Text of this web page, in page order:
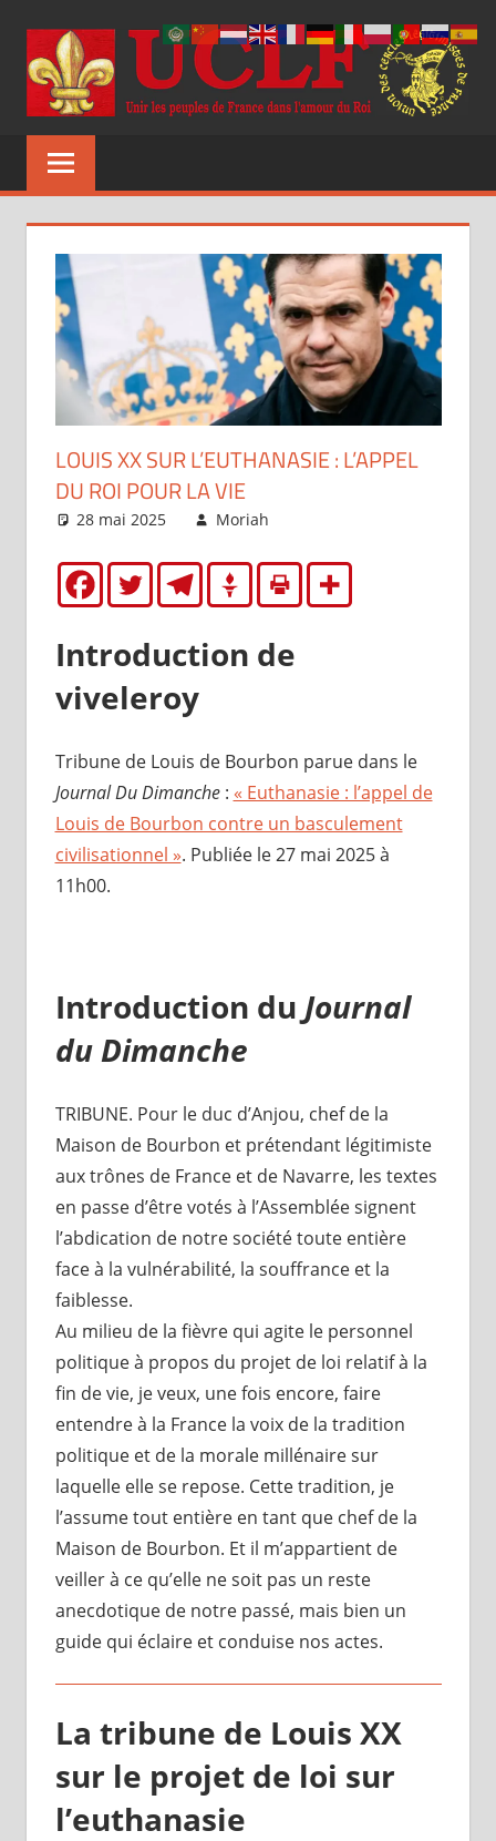
contenu
Unir
de
dans
l'amour
LOUIS XX SUR L’EUTHANASIE : L’APPEL
DU ROI POUR LA VIE
28 mai 2025 Moriah
Introduction de
viveleroy
Tribune de Louis de Bourbon parue dans le
Journal Du Dimanche: « Euthanasie : l’appel de
Louis de Bourbon contre un basculement
civilisationnel ». Publiée le 27 mai 2025 à
11h00.
Introduction du Journal
du Dimanche
TRIBUNE. Pour le duc d’Anjou, chef de la
Maison de Bourbon et prétendant légitimiste
aux trônes de France et de Navarre, les textes
en passe d’être votés à l’Assemblée signent
l’abdication de notre société toute entière
face à la vulnérabilité, la souffrance et la
faiblesse.
Au milieu de la fièvre qui agite le personnel
politique à propos du projet de loi relatif à la
fin de vie, je veux, une fois encore, faire
entendre à la France la voix de la tradition
politique et de la morale millénaire sur
laquelle elle se repose. Cette tradition, je
l’assume tout entière en tant que chef de la
Maison de Bourbon. Et il m’appartient de
veiller à ce qu’elle ne soit pas un reste
anecdotique de notre passé, mais bien un
guide qui éclaire et conduise nos actes.
La tribune de Louis XX
sur le projet de loi sur
l’euthanasie